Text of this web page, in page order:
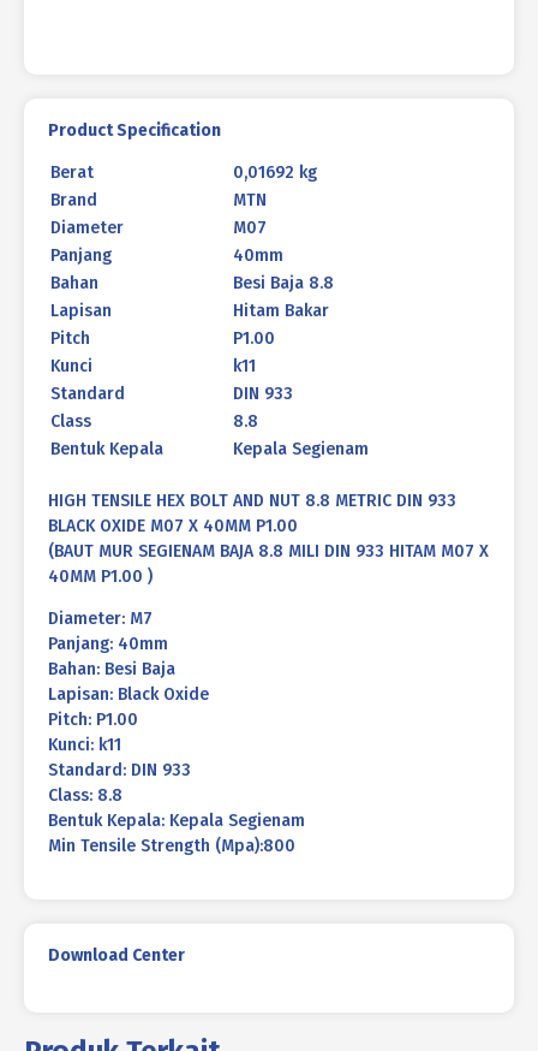
40MM
Product Specification
Berat
0,01692 kg
Brand
MTN
Diameter
M07
Panjang
40mm
Bahan
Besi Baja 8.8
Lapisan
Hitam Bakar
Pitch
P1.00
Kunci
k11
Standard
DIN 933
Class
8.8
Bentuk Kepala
Kepala Segienam
HIGH TENSILE HEX BOLT AND NUT 8.8 METRIC DIN 933
BLACK OXIDE M07 X 40MM P1.00
(BAUT MUR SEGIENAM BAJA 8.8 MILI DIN 933 HITAM M07 X
40MM P1.00 )
Diameter: M7
Panjang: 40mm
Bahan: Besi Baja
Lapisan: Black Oxide
Pitch: P1.00
Kunci: k11
Standard: DIN 933
Class: 8.8
Bentuk Kepala: Kepala Segienam
Min Tensile Strength (Mpa):800
Download Center